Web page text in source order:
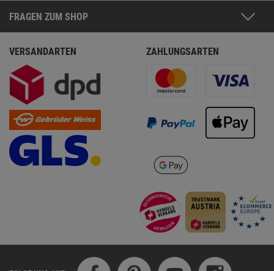
FRAGEN ZUM SHOP
VERSANDARTEN ZAHLUNGSARTEN